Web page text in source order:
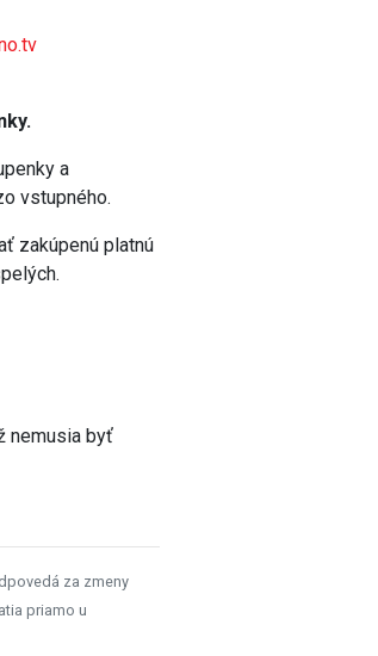
a
vstupného.
zakúpenú platnú
nemusia byť
za zmeny
priamo u